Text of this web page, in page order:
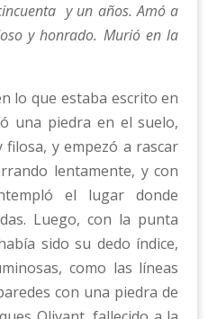
y un años. Amó a
y honrado. Murió en la
lo que estaba escrito en
una piedra en el suelo,
y empezó a rascar
lentamente, y con
el lugar donde
Luego, con la punta
sido su dedo índice,
como las líneas
con una piedra de